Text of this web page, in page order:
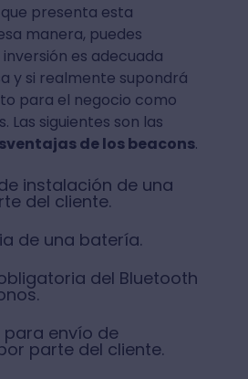
presenta esta
manera, puedes
es adecuada
y si realmente supondrá
para el negocio como
Las siguientes son las
de los beacons.
instalación de una
del cliente.
de una batería.
del Bluetooth
envío de
parte del cliente.